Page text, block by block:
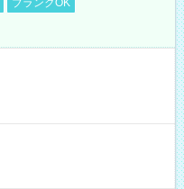
ブランクOK